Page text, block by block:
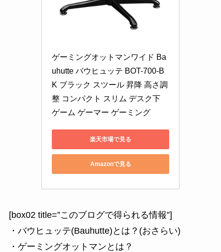
ゲーミングオットマンワイド Ba
uhutte バウヒュッテ BOT-700-B
K ブラック スツール 昇降 高さ調
整 コンパクト スリム デスク下
ゲーム ゲーマー ゲーミング
楽天市場で見る
Amazonで見る
[box02 title=”このブログで得られる情報”]
・バウヒュッテ(Bauhutte)とは？(おさらい)
・ゲーミングオットマンとは？